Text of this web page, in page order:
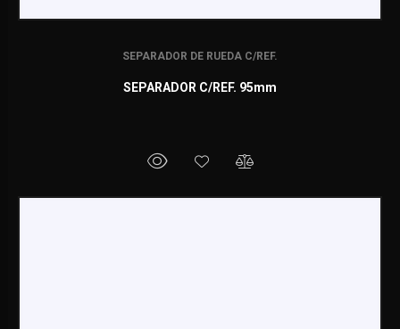
SEPARADOR DE RUEDA C/REF.
SEPARADOR C/REF. 95mm